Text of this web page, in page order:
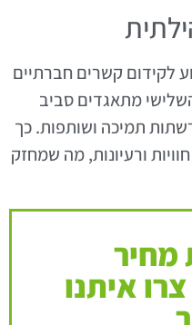
לקידום קשרים חברתיים
מתאגדים סביב
תמיכה ושותפות. כך
ורעיונות, מה שמחזק
מחיר
איתנו